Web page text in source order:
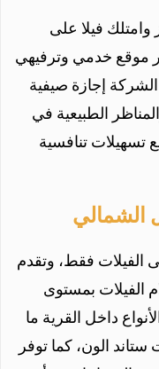
وامتلك فيلا على
موقع خدمي وترفيهي
إجازة صيفية
الطبيعية في
تسهيلات تنافسية
الشمالي
الفيلات فقط، وتقدم
الفيلات بمستوى
داخل القرية ما
الون، كما توفر